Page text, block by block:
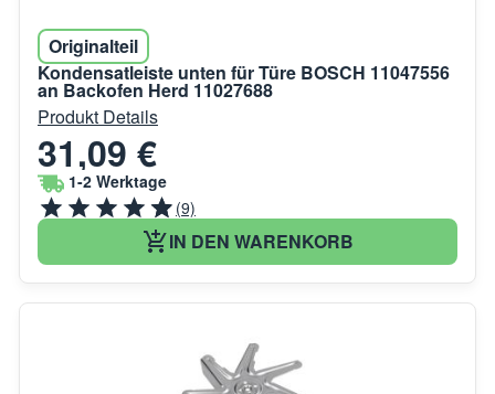
Originalteil
Kondensatleiste unten für Türe BOSCH 11047556
an Backofen Herd 11027688
Produkt Details
31,09 €
1-2 Werktage
(9)
IN DEN WARENKORB